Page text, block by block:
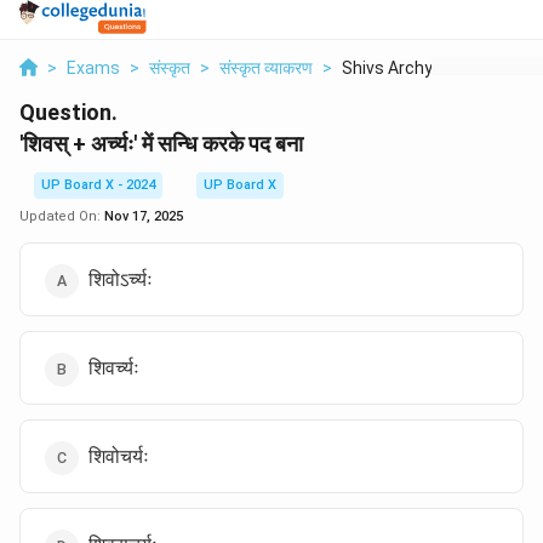
> Exams > संस्कृत > संस्कृत व्याकरण > Shivs Archyh Men Snd...
Question.
'शिवस् + अर्च्यः' में सन्धि करके पद बना
UP Board X - 2024
UP Board X
Updated On: Nov 17, 2025
शिवोऽर्च्यः
शिवर्च्यः
शिवोचर्यः